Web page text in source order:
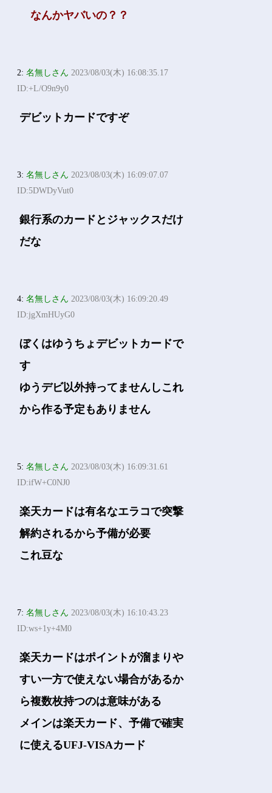
なんかヤバいの？？
2:名無しさん 2023/08/03(木) 16:08:35.17
ID:+L/O9n9y0
デビットカードですぞ
3:名無しさん 2023/08/03(木) 16:09:07.07
ID:5DWDyVut0
銀行系のカードとジャックスだけ
だな
4:名無しさん 2023/08/03(木) 16:09:20.49
ID:jgXmHUyG0
ぼくはゆうちょデビットカードで
す
ゆうデビ以外持ってませんしこれ
から作る予定もありません
5:名無しさん 2023/08/03(木) 16:09:31.61
ID:ifW+C0NJ0
楽天カードは有名なエラコで突撃
解約されるから予備が必要
これ豆な
7:名無しさん 2023/08/03(木) 16:10:43.23
ID:ws+1y+4M0
楽天カードはポイントが溜まりや
すい一方で使えない場合があるか
ら複数枚持つのは意味がある
メインは楽天カード、予備で確実
に使えるUFJ-VISAカード